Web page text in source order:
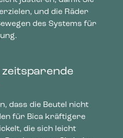
und die Räder
des Systems für
dass die Beutel nicht
für Bica kräftigere
die sich leicht